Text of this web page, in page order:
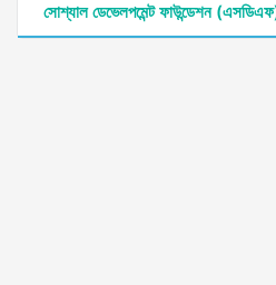
সোশ্যাল ডেভেলপমেন্ট ফাউন্ডেশন